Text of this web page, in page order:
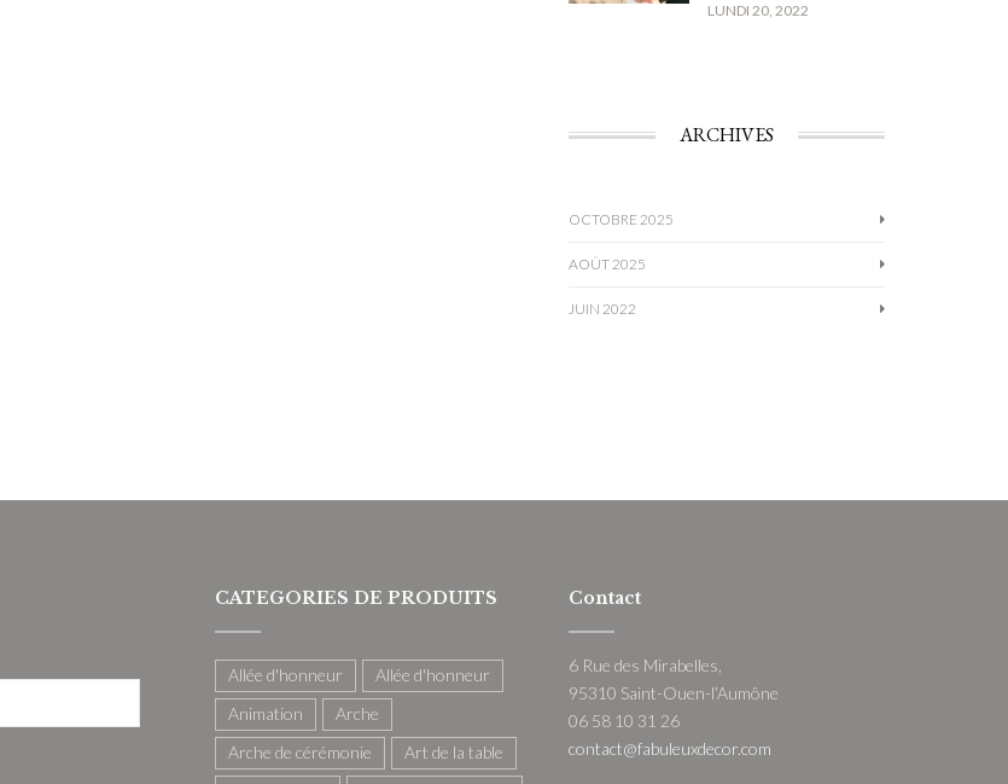
LUNDI 20, 2022
ARCHIVES
OCTOBRE 2025
AOÛT 2025
JUIN 2022
CATEGORIES DE PRODUITS
Allée d'honneur
Allée d'honneur
Animation
Arche
Arche de cérémonie
Art de la table
Contact
6 Rue des Mirabelles,
95310 Saint-Ouen-l’Aumône
06 58 10 31 26
contact@fabuleuxdecor.com